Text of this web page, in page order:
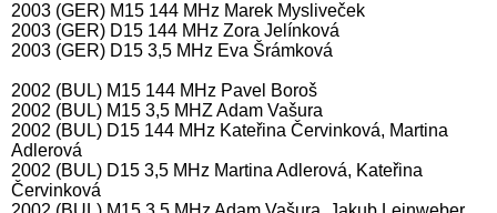
2003 (GER) M15 144 MHz Marek Mysliveček
2003 (GER) D15 144 MHz Zora Jelínková
2003 (GER) D15 3,5 MHz Eva Šrámková
2002 (BUL) M15 144 MHz Pavel Boroš
2002 (BUL) M15 3,5 MHZ Adam Vašura
2002 (BUL) D15 144 MHz Kateřina Červinková, Martina
Adlerová
2002 (BUL) D15 3,5 MHz Martina Adlerová, Kateřina
Červinková